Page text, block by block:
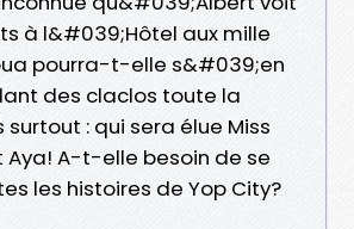
à l&#039;Hôtel aux mille
pourra-t-elle s&#039;en
des claclos toute la
surtout : qui sera élue Miss
Aya! A-t-elle besoin de se
les histoires de Yop City?